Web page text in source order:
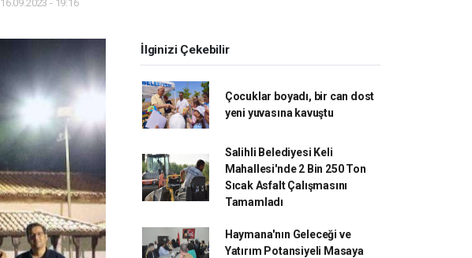
- 19:16
İlginizi Çekebilir
Çocuklar boyadı, bir can dost
yeni yuvasına kavuştu
Salihli Belediyesi Keli
Mahallesi'nde 2 Bin 250 Ton
Sıcak Asfalt Çalışmasını
Tamamladı
Haymana'nın Geleceği ve
Yatırım Potansiyeli Masaya